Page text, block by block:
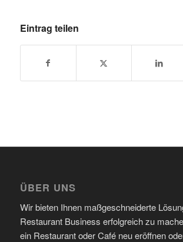
Eintrag teilen
ÜBER UNS
Wir bieten Ihnen maßgeschneiderte
Restaurant Business erfolgreich zu
ein Restaurant oder Café neu eröffnen